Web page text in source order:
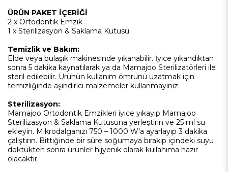
ÜRÜN PAKET İÇERİĞİ
2 x Ortodontik Emzik
1 x Sterilizasyon & Saklama Kutusu
Temizlik ve Bakım:
Elde veya bulaşık makinesinde yıkanabilir. İyice yıkandıktan
sonra 5 dakika kaynatılarak ya da Mamajoo Sterilizatörleri ile
steril edilebilir. Ürünün kullanım ömrünü uzatmak için
temizliğinde aşındırıcı malzemeler kullanmayınız.
Sterilizasyon:
Mamajoo Ortodontik Emzikleri iyice yıkayıp Mamajoo
Sterilizasyon & Saklama Kutusuna yerleştirin ve 25 ml su
ekleyin. Mikrodalganızı 750 – 1000 W’a ayarlayıp 3 dakika
çalıştırın. Bittiğinde bir süre soğumaya bırakıp içindeki suyu
döktükten sonra ürünler hijyenik olarak kullanıma hazır
olacaktır.